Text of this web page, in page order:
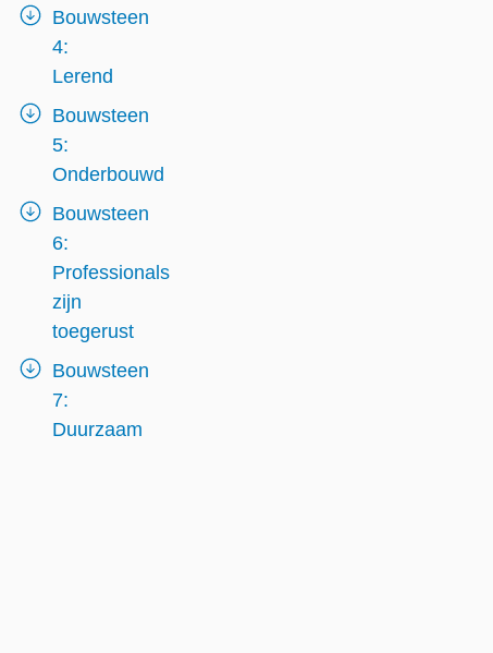
Bouwsteen
4:
Lerend
Bouwsteen
5:
Onderbouwd
Bouwsteen
6:
Professionals
zijn
toegerust
Bouwsteen
7:
Duurzaam